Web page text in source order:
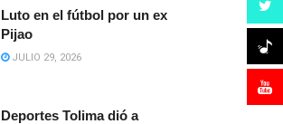
Luto en el fútbol por un ex
Pijao
JULIO 29, 2026
Deportes Tolima dió a